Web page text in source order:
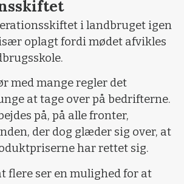
i landbruget igen
oplagt fordi mødet afvikles
med mange regler det
at tage over på bedrifterne.
på, på alle fronter,
der dog glæder sig over, at
har rettet sig.
flere ser en mulighed for at